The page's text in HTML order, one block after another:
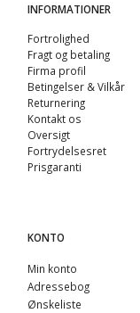
INFORMATIONER
Fortrolighed
Fragt og betaling
Firma profil
Betingelser & Vilkår
Returnering
Kontakt os
Oversigt
Fortrydelsesret
Prisgaranti
KONTO
Min konto
Adressebog
Ønskeliste